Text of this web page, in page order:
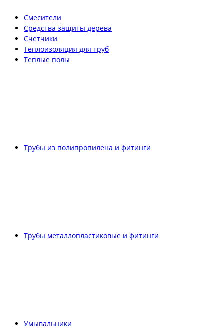
Смесители
Средства защиты дерева
Счетчики
Теплоизоляция для труб
Теплые полы
Трубы из полипропилена и фитинги
Трубы металлопластиковые и фитинги
Умывальники